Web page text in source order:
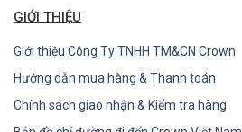
GIỚI THIỆU
Giới thiệu Công Ty TNHH TM&CN Crown
Hướng dẫn mua hàng & Thanh toán
Chính sách giao nhận & Kiểm tra hàng